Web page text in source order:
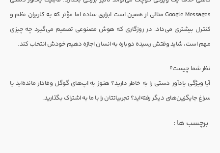
Google Messages مثالی از همین است ابزاری ساده اما مؤثر که به کاربران نظم و
کنترل بیشتری می‌داد. در روزگاری که هوش مصنوعی تصمیم می‌گیرد چه چیزی
مهم است، شاید وقتش رسیده دوباره به انسان اجازه دهیم خودش انتخاب کند.
نظر شما چیست؟
آیا ویژگی یادآور دستی را به خاطر دارید؟ هنوز به اپ‌های گوگل وفادار مانده‌اید یا
سراغ جایگزین‌های دیگر رفته‌اید؟ تجربیاتتان را با ما به اشتراک بگذارید.
برچسب ها :